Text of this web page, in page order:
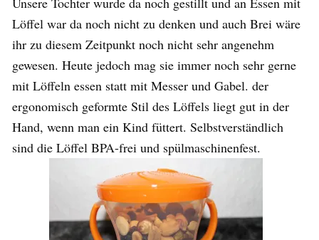
Löffel war da noch nicht zu denken und auch Brei wäre
ihr zu diesem Zeitpunkt noch nicht sehr angenehm
gewesen. Heute jedoch mag sie immer noch sehr gerne
mit Löffeln essen statt mit Messer und Gabel. der
ergonomisch geformte Stil des Löffels liegt gut in der
Hand, wenn man ein Kind füttert. Selbstverständlich
sind die Löffel BPA-frei und spülmaschinenfest.